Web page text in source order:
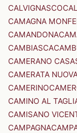
CALVIGNASCO
CAMAGNA
CAMANDONA
CAMBIASCA
CAMERANO
CAMERATA
CAMERINO
CAMINO AL
CAMISANO
CAMPAGNA